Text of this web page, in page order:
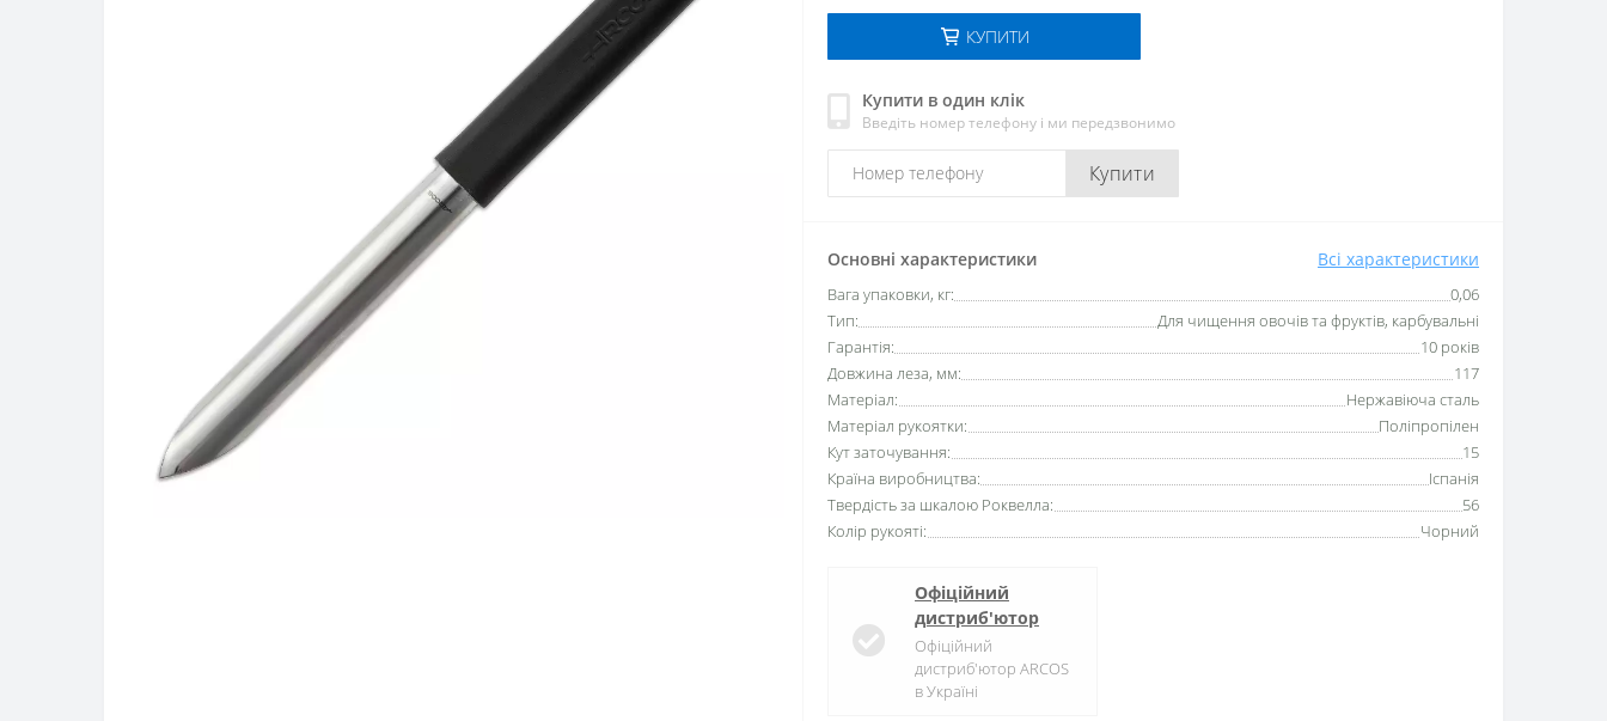
КУПИТИ
Купити в один клік
Введіть номер телефону і ми передзвонимо
Купити
Основні характеристики Всі характеристики
Вага упаковки, кг:
0,06
Тип:
Для чищення овочів та фруктів, карбувальні
Гарантія:
10 років
Довжина леза, мм:
117
Матеріал:
Нержавіюча сталь
Матеріал рукоятки:
Поліпропілен
Кут заточування:
15
Країна виробництва:
Іспанія
Твердість за шкалою Роквелла:
56
Колір рукояті:
Чорний
Офіційний
дистриб'ютор
Офіційний
дистриб'ютор ARCOS
в Україні